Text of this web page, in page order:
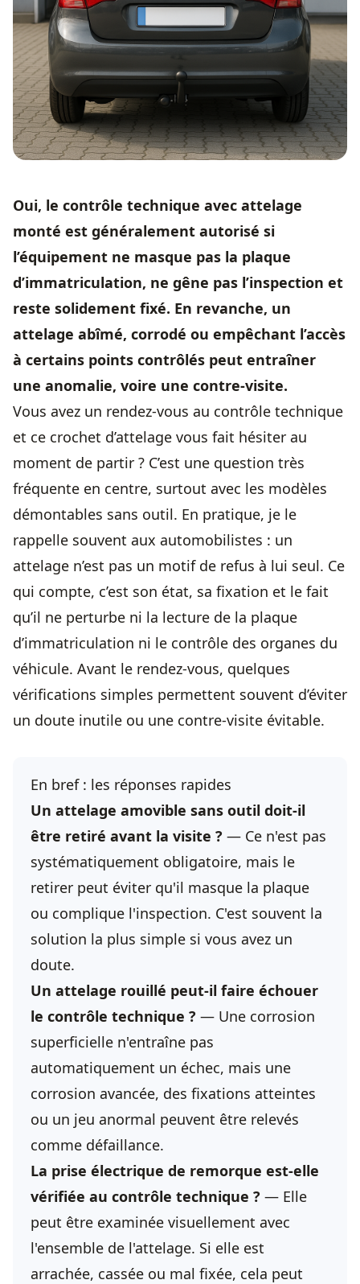
Oui, le contrôle technique avec attelage
monté est généralement autorisé si
l’équipement ne masque pas la plaque
d’immatriculation, ne gêne pas l’inspection et
reste solidement fixé. En revanche, un
attelage abîmé, corrodé ou empêchant l’accès
à certains points contrôlés peut entraîner
une anomalie, voire une contre-visite.
Vous avez un rendez-vous au contrôle technique
et ce crochet d’attelage vous fait hésiter au
moment de partir ? C’est une question très
fréquente en centre, surtout avec les modèles
démontables sans outil. En pratique, je le
rappelle souvent aux automobilistes : un
attelage n’est pas un motif de refus à lui seul. Ce
qui compte, c’est son état, sa fixation et le fait
qu’il ne perturbe ni la lecture de la plaque
d’immatriculation ni le contrôle des organes du
véhicule. Avant le rendez-vous, quelques
vérifications simples permettent souvent d’éviter
un doute inutile ou une contre-visite évitable.
En bref : les réponses rapides
Un attelage amovible sans outil doit-il
être retiré avant la visite ? — Ce n'est pas
systématiquement obligatoire, mais le
retirer peut éviter qu'il masque la plaque
ou complique l'inspection. C'est souvent la
solution la plus simple si vous avez un
doute.
Un attelage rouillé peut-il faire échouer
le contrôle technique ? — Une corrosion
superficielle n'entraîne pas
automatiquement un échec, mais une
corrosion avancée, des fixations atteintes
ou un jeu anormal peuvent être relevés
comme défaillance.
La prise électrique de remorque est-elle
vérifiée au contrôle technique ? — Elle
peut être examinée visuellement avec
l'ensemble de l'attelage. Si elle est
arrachée, cassée ou mal fixée, cela peut